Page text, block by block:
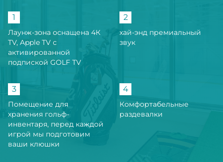
1
Лаунж-зона оснащена 4К
TV, Apple TV с
активированной
подпиской GOLF TV
2
хай-энд премиальный
звук
3
Помещение для
хранения гольф-
инвентаря, перед каждой
игрой мы подготовим
ваши клюшки
4
Комфортабельные
раздевалки